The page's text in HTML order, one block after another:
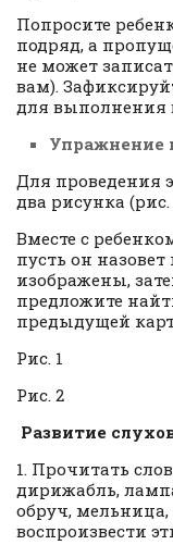
Попросите
подряд, а
не может
вам).
для выполнения
Упражнение
Для проведения
два рисунка (рис.
Вместе с
пусть он
изображены,
предложите
предыдущей
Рис. 1
Рис. 2
Развитие
1. Прочитать
дирижабль,
обруч, мельница,
воспроизвести